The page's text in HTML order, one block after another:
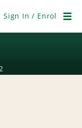
Sign In / Enrol